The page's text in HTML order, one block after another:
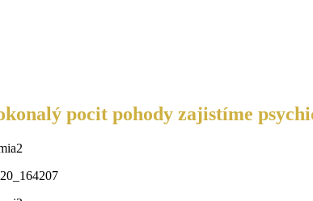
pocit pohody zajistíme